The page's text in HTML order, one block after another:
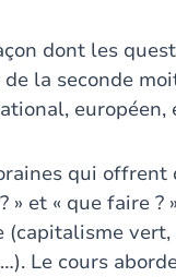
dont les
la seconde
qui offrent
et « que faire ?
(capitalisme
Le cours